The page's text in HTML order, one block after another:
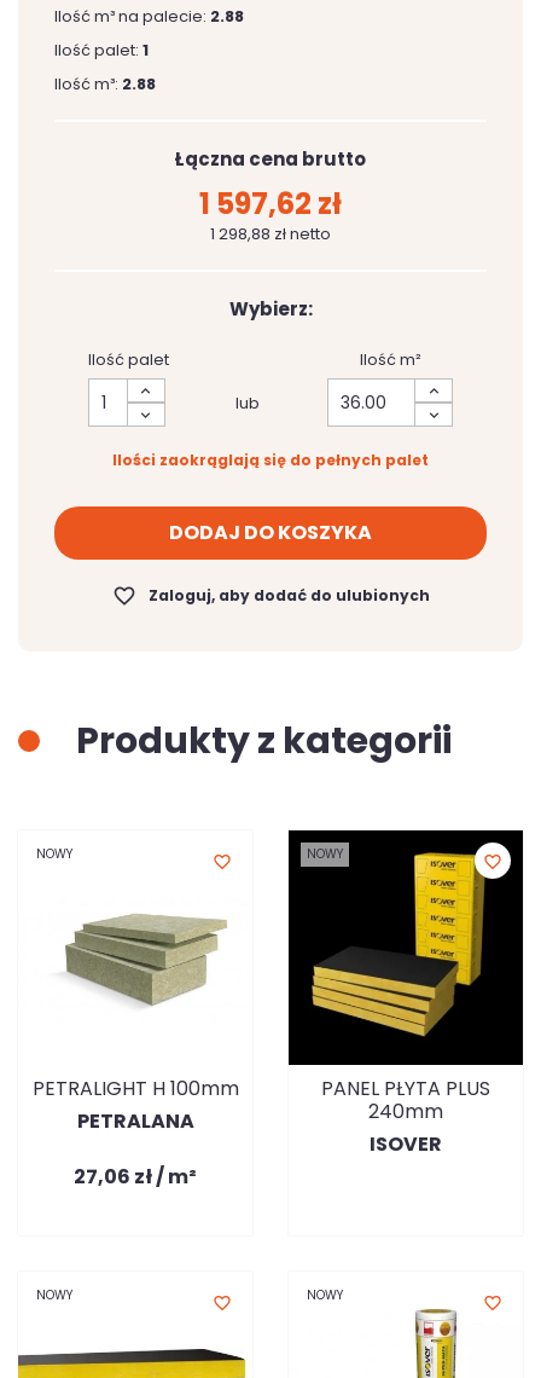
Ilość m³ na palecie: 2.88
Ilość palet: 1
Ilość m³: 2.88
Łączna cena brutto
1 597,62 zł
1 298,88 zł netto
Wybierz:
Ilość palet
lub
Ilość m²
Ilości zaokrąglają się do pełnych palet
DODAJ DO KOSZYKA
favorite_border Zaloguj, aby dodać do ulubionych
Produkty z kategorii
NOWY favorite_border
PETRALIGHT H 100mm
PETRALANA
27,06 zł / m²
NOWY favorite_border
PANEL PŁYTA PLUS
240mm
ISOVER
NOWY favorite_border NOWY favorite_border